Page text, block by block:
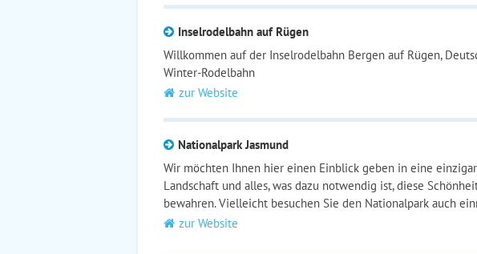
Inselrodelbahn auf Rügen
Willkommen auf der Inselrodelbahn Bergen auf Rügen,
Winter-Rodelbahn
zur Website
Nationalpark Jasmund
Wir möchten Ihnen hier einen Einblick geben in eine
Landschaft und alles, was dazu notwendig ist, diese
bewahren. Vielleicht besuchen Sie den Nationalpark auch
zur Website